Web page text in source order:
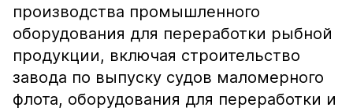
производства промышленного
оборудования для переработки рыбной
продукции, включая строительство
завода по выпуску судов маломерного
флота, оборудования для переработки и